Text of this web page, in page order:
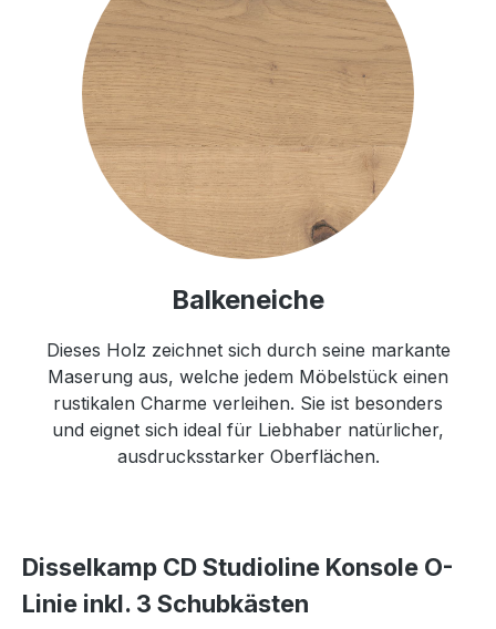
Balkeneiche
Dieses Holz zeichnet sich durch seine markante
Maserung aus, welche jedem Möbelstück einen
rustikalen Charme verleihen. Sie ist besonders
und eignet sich ideal für Liebhaber natürlicher,
ausdrucksstarker Oberflächen.
Disselkamp CD Studioline Konsole O-
Linie inkl. 3 Schubkästen